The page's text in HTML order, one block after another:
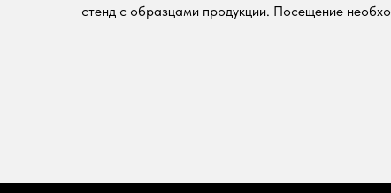
стенд с образцами продукции. Посещение